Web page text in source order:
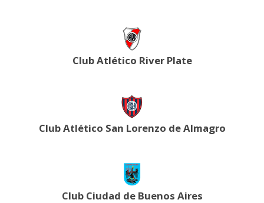
Club Atlético River Plate
Club Atlético San Lorenzo de Almagro
Club Ciudad de Buenos Aires